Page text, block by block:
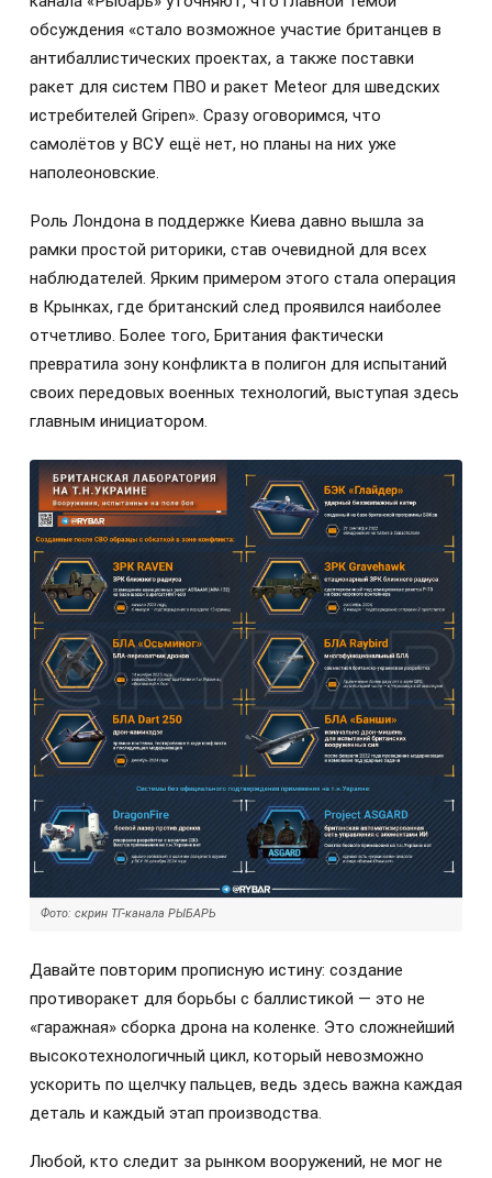
обсуждения «стало возможное участие британцев в
антибаллистических проектах, а также поставки
ракет для систем ПВО и ракет Meteor для шведских
истребителей Gripen». Сразу оговоримся, что
самолётов у ВСУ ещё нет, но планы на них уже
наполеоновские.
Роль Лондона в поддержке Киева давно вышла за
рамки простой риторики, став очевидной для всех
наблюдателей. Ярким примером этого стала операция
в Крынках, где британский след проявился наиболее
отчетливо. Более того, Британия фактически
превратила зону конфликта в полигон для испытаний
своих передовых военных технологий, выступая здесь
главным инициатором.
Фото: скрин ТГ-канала РЫБАРЬ
Давайте повторим прописную истину: создание
противоракет для борьбы с баллистикой — это не
«гаражная» сборка дрона на коленке. Это сложнейший
высокотехнологичный цикл, который невозможно
ускорить по щелчку пальцев, ведь здесь важна каждая
деталь и каждый этап производства.
Любой, кто следит за рынком вооружений, не мог не